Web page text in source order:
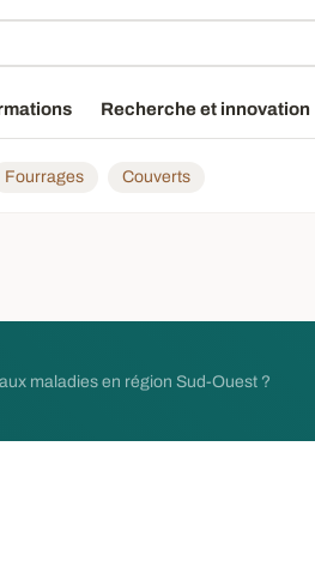
Recherche et innovation
Fourrages Couverts
maladies en région Sud-Ouest ?